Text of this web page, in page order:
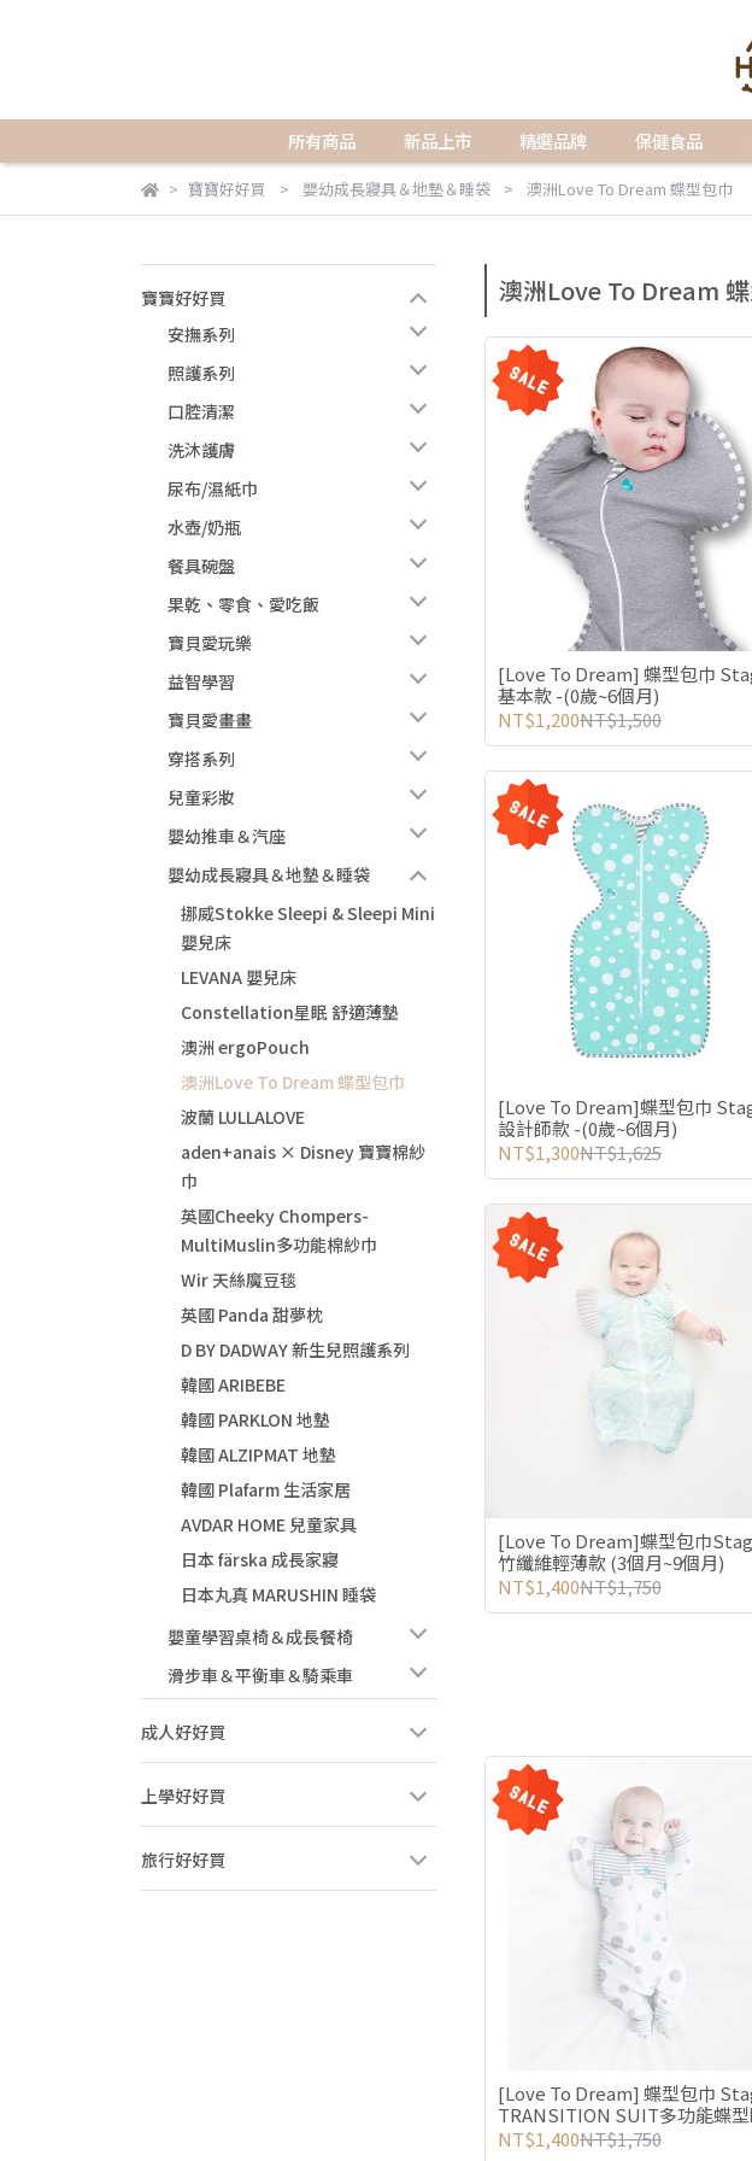
所有商品 新品上市 精選品牌 保健食品
寶寶好好買 嬰幼成長寢具＆地墊＆睡袋 澳洲Love To Dream 蝶型包巾
寶寶好好買
安撫系列
照護系列
口腔清潔
洗沐護膚
尿布/濕紙巾
水壺/奶瓶
餐具碗盤
果乾、零食、愛吃飯
寶貝愛玩樂
益智學習
寶貝愛畫畫
穿搭系列
兒童彩妝
嬰幼推車＆汽座
嬰幼成長寢具＆地墊＆睡袋
挪威Stokke Sleepi & Sleepi Mini
嬰兒床
LEVANA 嬰兒床
Constellation星眠 舒適薄墊
澳洲 ergoPouch
澳洲Love To Dream 蝶型包巾
波蘭 LULLALOVE
aden+anais × Disney 寶寶棉紗
巾
英國Cheeky Chompers-
MultiMuslin多功能棉紗巾
Wir 天絲魔豆毯
英國 Panda 甜夢枕
D BY DADWAY 新生兒照護系列
韓國 ARIBEBE
韓國 PARKLON 地墊
韓國 ALZIPMAT 地墊
韓國 Plafarm 生活家居
AVDAR HOME 兒童家具
日本 färska 成長家寢
日本丸真 MARUSHIN 睡袋
嬰童學習桌椅＆成長餐椅
滑步車＆平衡車＆騎乘車
成人好好買
上學好好買
旅行好好買
澳洲Love To Dream
[Love To Dream] 蝶型包巾
基本款 -(0歲~6個月)
NT$1,200NT$1,500
[Love To Dream]蝶型包巾
設計師款 -(0歲~6個月)
NT$1,300NT$1,625
[Love To Dream]蝶型包巾
竹纖維輕薄款 (3個月~9個月)
NT$1,400NT$1,750
[Love To Dream] 蝶型包巾
TRANSITION SUIT多功能蝶型
輕薄款 -(3個月~9個月)
NT$1,400NT$1,750